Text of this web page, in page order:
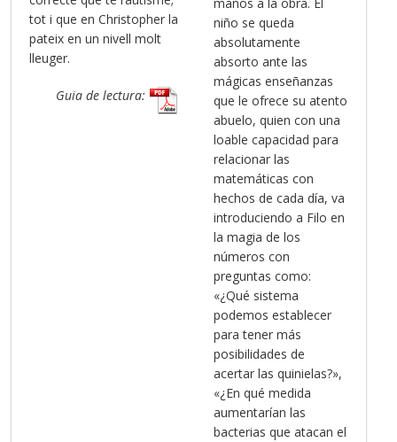
tot i que en Christopher la
pateix en un nivell molt
lleuger.
Guia de lectura:
niño se queda
absolutamente
absorto ante las
mágicas enseñanzas
que le ofrece su atento
abuelo, quien con una
loable capacidad para
relacionar las
matemáticas con
hechos de cada día, va
introduciendo a Filo en
la magia de los
números con
preguntas como:
«¿Qué sistema
podemos establecer
para tener más
posibilidades de
acertar las quinielas?»,
«¿En qué medida
aumentarían las
bacterias que atacan el